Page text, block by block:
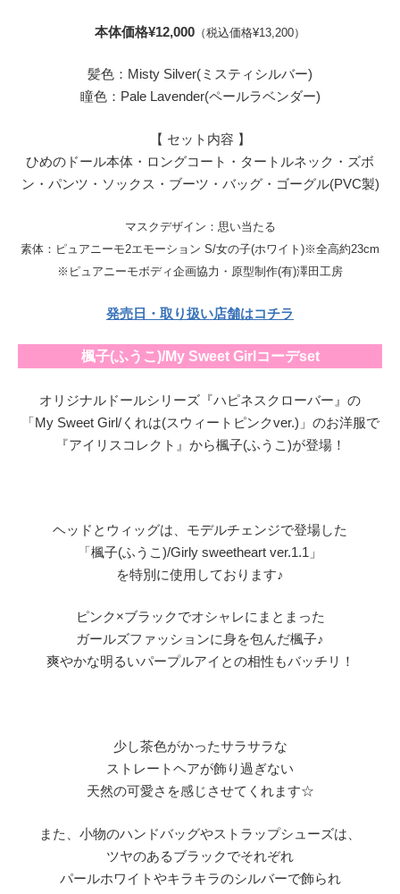
本体価格¥12,000 （税込価格¥13,200）
髪色：Misty Silver(ミスティシルバー)
瞳色：Pale Lavender(ペールラベンダー)
【 セット内容 】
ひめのドール本体・ロングコート・タートルネック・ズボ
ン・パンツ・ソックス・ブーツ・バッグ・ゴーグル(PVC製)
マスクデザイン：思い当たる
素体：ピュアニーモ2エモーション S/女の子(ホワイト)※全高約23cm
※ピュアニーモボディ企画協力・原型制作(有)澤田工房
発売日・取り扱い店舗はコチラ
楓子(ふうこ)/My Sweet Girlコーデset
オリジナルドールシリーズ『ハピネスクローバー』の
「My Sweet Girl/くれは(スウィートピンクver.)」のお洋服で
『アイリスコレクト』から楓子(ふうこ)が登場！
ヘッドとウィッグは、モデルチェンジで登場した
「楓子(ふうこ)/Girly sweetheart ver.1.1」
を特別に使用しております♪
ピンク×ブラックでオシャレにまとまった
ガールズファッションに身を包んだ楓子♪
爽やかな明るいパープルアイとの相性もバッチリ！
少し茶色がかったサラサラな
ストレートヘアが飾り過ぎない
天然の可愛さを感じさせてくれます☆
また、小物のハンドバッグやストラップシューズは、
ツヤのあるブラックでそれぞれ
パールホワイトやキラキラのシルバーで飾られ